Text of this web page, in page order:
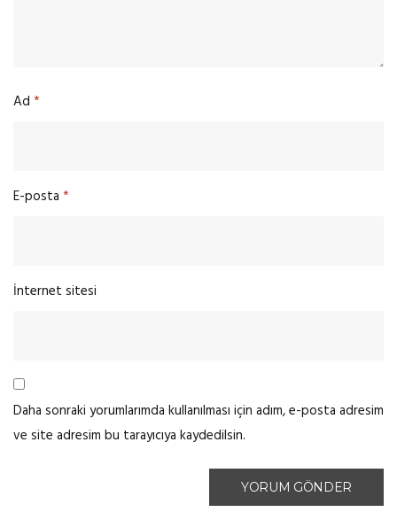
Ad *
E-posta *
İnternet sitesi
Daha sonraki yorumlarımda kullanılması için adım, e-posta adresim
ve site adresim bu tarayıcıya kaydedilsin.